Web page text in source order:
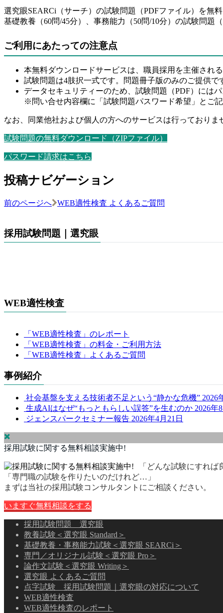
選究眼SEARCi（サーチ）の試験問題（PDFファイル）を無料
基礎教養（60問/45分）、事務能力（50問/10分）の試験問
ご利用にあたっての注意点
本無料ダウンロードサービスは、職員採用を主催され
試験問題は4肢択一式です。問題冊子版のみのご提供
データセキュリティーのため、試験問題（PDF）には
※問い合せ内容欄に「試験問題パスワード希望」とご記
なお、同業他社および個人の方へのサービスは行っておりま
試験問題の無料ダウンロード（ZIPファイル）
パスワード請求はこちら
投稿ナビゲーション
前のページへ WEB適性検査 よくあるご質問
採用試験問題｜選究眼
WEB適性検査
「WEB適性検査」のレポート
「WEB適性検査」の料金・ご利用方法
「WEB適性検査」よくあるご質問
事例紹介
社会基盤を支える技術者不足という“静かな危機” 2026
生成AIはなぜ“もっともらしい誤答”を生むのか 2026年
ジェンスパークセミナー報告 2026年4月21日
採用試験に関する無料相談実施中!
「どんな試験にすれ
「専門職の試験を作りたいのだけれど…」
まずは当社の採用試験コンサルタントにご相談ください。
いますぐ無料相談をする
採用試験問題 選究眼
教養試験＜選究眼 Standard＞
基礎教養・事務能力試験＜選究眼 SEARCi＞
専門／オリジナル試験＜選究眼 Pro＞
論作文試験＜選究眼 Writing＞
選究眼 よくあるご質問
点字試験 採用試験問題｜選究眼の対応について
WEB適性検査
WEB適性検査のレポート